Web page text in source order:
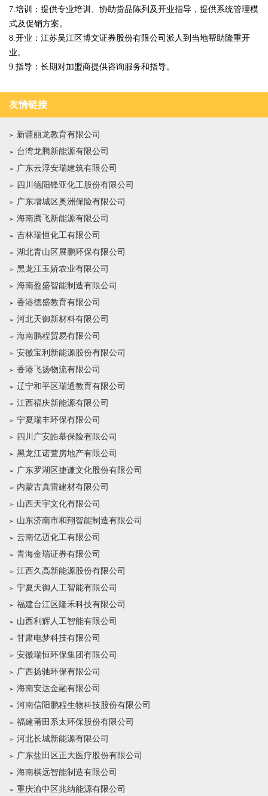
7.培训：提供专业培训、协助货品陈列及开业指导，提供系统管理模
式及促销方案。
8.开业：江苏吴江区博文证券股份有限公司派人到当地帮助隆重开
业。
9.指导：长期对加盟商提供咨询服务和指导。
友情链接
新疆丽龙教育有限公司
台湾龙腾新能源有限公司
广东云浮安瑞建筑有限公司
四川德阳锋亚化工股份有限公司
广东增城区奥洲保险有限公司
海南腾飞新能源有限公司
吉林瑞恒化工有限公司
湖北青山区展鹏环保有限公司
黑龙江玉娇农业有限公司
海南盈盛智能制造有限公司
香港德盛教育有限公司
河北天御新材料有限公司
海南鹏程贸易有限公司
安徽宝利新能源股份有限公司
香港飞扬物流有限公司
辽宁和平区瑞通教育有限公司
江西福庆新能源有限公司
宁夏瑞丰环保有限公司
四川广安皓慕保险有限公司
黑龙江诺萱房地产有限公司
广东罗湖区捷谦文化股份有限公司
内蒙古真雷建材有限公司
山西天宇文化有限公司
山东济南市和翔智能制造有限公司
云南亿迈化工有限公司
青海金瑞证券有限公司
江西久高新能源股份有限公司
宁夏天御人工智能有限公司
福建台江区隆禾科技有限公司
山西利辉人工智能有限公司
甘肃电梦科技有限公司
安徽瑞恒环保集团有限公司
广西扬驰环保有限公司
海南安达金融有限公司
河南信阳鹏程生物科技股份有限公司
福建莆田系太环保股份有限公司
河北长城新能源有限公司
广东盐田区正大医疗股份有限公司
海南棋远智能制造有限公司
重庆渝中区兆纳能源有限公司